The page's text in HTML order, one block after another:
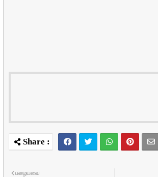
பழையவை